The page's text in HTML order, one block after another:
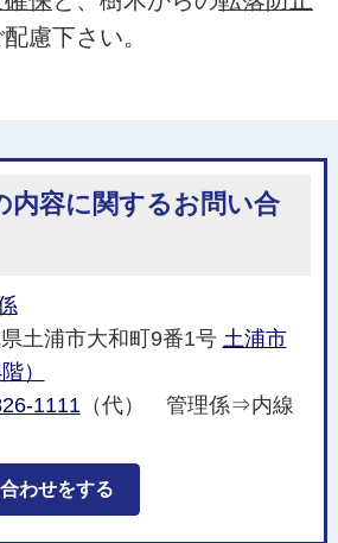
慮下さい。
内容に関するお問い合
土浦市大和町9番1号 土浦市
）
1111 （代） 管理係⇒内線
わせをする